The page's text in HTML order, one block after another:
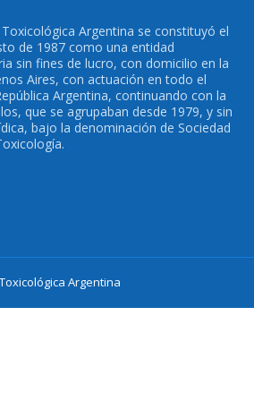
Argentina se constituyó el
de 1987 como una entidad
sin fines de lucro, con domicilio en la
Aires, con actuación en todo el
Argentina, continuando con la
que se agrupaban desde 1979, y sin
bajo la denominación de Sociedad
Argentina